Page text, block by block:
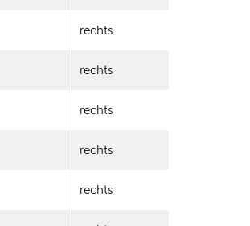
rechts
rechts
rechts
rechts
rechts